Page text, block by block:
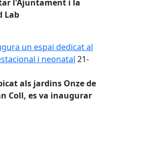
i Treball, Miquel
Lab
un espai dedicat al
i neonatal21-
als jardins Onze de